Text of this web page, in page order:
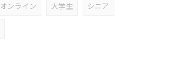
オンライン 大学生 シニア